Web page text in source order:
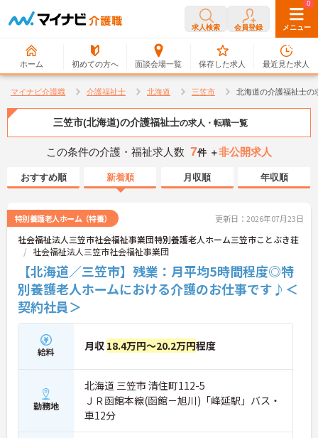
求人検索 会員登録 メニュー
ホーム 初めての方へ 面談会場一覧
0
保存した求人
0
最近見た求人
マイナビ介護職 介護福祉士 北海道 三笠市 北海道の介護福祉士の
三笠市(北海道)の介護福祉士の求人・転職一覧
この条件の介護・福祉求人数 7件 ＋非公開求人
おすすめ順 新着順 月収順 年収順
特別養護老人ホーム（特養） 更新日：2026年07月23日
社会福祉法人三笠市社会福祉事業団特別養護老人ホーム三笠市ことぶき荘
社会福祉法人三笠市社会福祉事業団
【北海道／三笠市】残業：月平均5時間程度◎特
別養護老人ホームにおける介護のお仕事です♪＜
契約社員＞
給料 月収 18.4万円～20.2万円程度
勤務地
北海道 三笠市 清住町112-5
ＪＲ函館本線(函館－旭川)「峰延駅」バス・
車12分